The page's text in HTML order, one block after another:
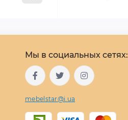
Мы в социальных сетях:
mebelstar@i.ua